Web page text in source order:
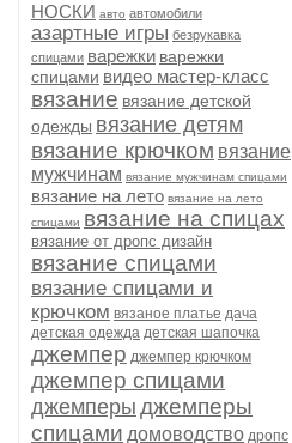
НОСКИ авто автомобили
азартные игры безрукавка
спицами варежки варежки
спицами видео мастер-класс
вязание вязание детской
одежды вязание детям
вязание крючком вязание
мужчинам вязание мужчинам спицами
вязание на лето вязание на лето
спицами вязание на спицах
вязание от дропс дизайн
вязание спицами
вязание спицами и
крючком вязаное платье дача
детская одежда детская шапочка
джемпер джемпер крючком
джемпер спицами
джемперы джемперы
спицами домоводство дропс